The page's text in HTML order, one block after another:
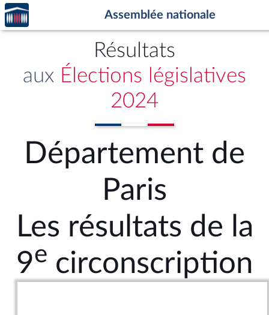
Aller au contenu
Aller en bas de la page
Accèder
à la
page
Assemblée nationale
Résultats
aux Élections législatives
2024
Département de
Paris
Les résultats de la
9e circonscription